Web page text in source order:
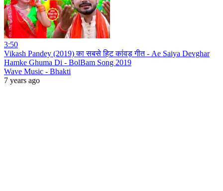
3:50
Vikash Pandey (2019) का सबसे हिट कांवड़ गीत - Ae Saiya Devghar
Hamke Ghuma Di - BolBam Song 2019
Wave Music - Bhakti
7 years ago